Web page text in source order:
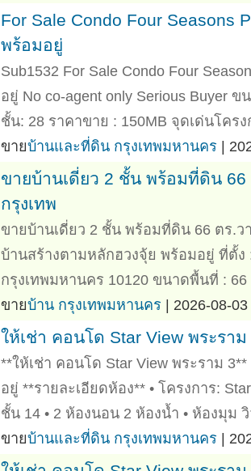
For Sale Condo Four Seasons
พร้อมอยู่
Sub1532 For Sale Condo Four
อยู่ No co-agent only Serious Buyer
ชั้น: 28 ราคาขาย : 150MB จุดเด่นโครง
ขายบ้านและที่ดิน กรุงเทพมหานคร |
ขายบ้านเดี่ยว 2 ชั้น พร้อมที่ดิน
กรุงเทพ
ขายบ้านเดี่ยว 2 ชั้น พร้อมที่ดิน 66 ตร.ว
บ้านสร้างตามหลักฮวงจุ้ย พร้อมอยู่ ที่ตั้
กรุงเทพมหานคร 10120 ขนาดพื้นที่ : 66
ขายบ้าน กรุงเทพมหานคร | 2026-08-
ให้เช่า คอนโด Star View พระรา
**ให้เช่า คอนโด Star View พระราม
อยู่ **รายละเอียดห้อง** • โครงการ:
ชั้น 14 • 2 ห้องนอน 2 ห้องน้ำ • ห้องมุม
ขายบ้านและที่ดิน กรุงเทพมหานคร |